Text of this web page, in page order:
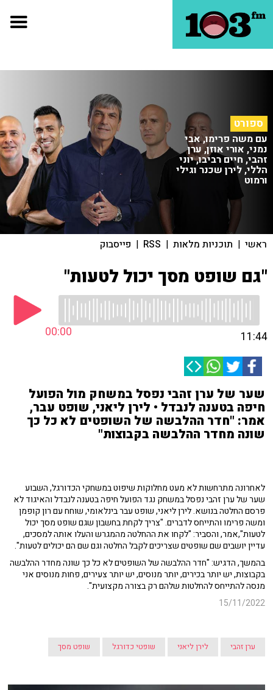
ספורט
עם משה פרימו, אבי
נמני, אורי אוזן, ערן
זהבי, חיים רביבו, יוני
הללי, לירן שכנר וגילי
ורמוט
ראשי | תוכניות מלאות |
RSS
| פייסבוק
"גם שופט מסך יכול לטעות"
00:00 11:44
שער של ערן זהבי נפסל במשחק מול הפועל
חיפה בטענה לנבדל • לירן ליאני, שופט עבר,
אמר: "חדר ההלבשה של השופטים לא כל כך
שונה מחדר ההלבשה בקבוצות"
לאחרונה מתרחשות לא מעט מחלוקות שיפוט במשחקי הכדורגל, השבוע
שער של ערן זהבי נפסל במשחק נגד הפועל חיפה בטענה לנבדל והאיגוד לא
פרסם החלטה בנושא. לירן ליאני, שופט עבר בינלאומי, שוחח עם רון קופמן
ומשה פרימו והתייחס לדברים. "צריך לקחת בחשבון שגם שופט מסך יכול
לטעות",אמר, והסביר: "לקחו את ההחלטה מהמגרש והעלו אותה למסכים,
עדיין יושבים שם שופטים שצריכים לקבל החלטה וגם שם הם יכולים לטעות".
בהמשך, הדגיש: "חדר ההלבשה של השופטים לא כל כך שונה מחדר ההלבשה
בקבוצות, יש יותר בכירים, יותר מנוסים, יש יותר צעירים, פחות מנוסים אני
מנסה להתייחס להחלטות שלהם רק בצורה מקצועית".
15/11/2022
ערן זהבי לירן ליאני שופטי כדורגל שופט מסך